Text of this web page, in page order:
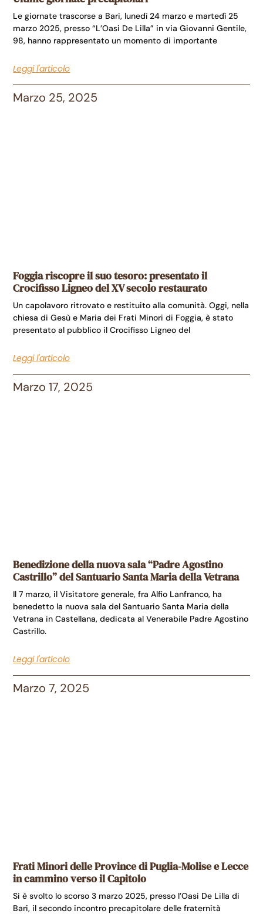
Le giornate trascorse a Bari, lunedì 24 marzo e martedì 25
marzo 2025, presso “L’Oasi De Lilla” in via Giovanni Gentile,
98, hanno rappresentato un momento di importante
Leggi l'articolo
Marzo 25, 2025
Foggia riscopre il suo tesoro: presentato il
Crocifisso Ligneo del XV secolo restaurato
Un capolavoro ritrovato e restituito alla comunità. Oggi, nella
chiesa di Gesù e Maria dei Frati Minori di Foggia, è stato
presentato al pubblico il Crocifisso Ligneo del
Leggi l'articolo
Marzo 17, 2025
Benedizione della nuova sala “Padre Agostino
Castrillo” del Santuario Santa Maria della Vetrana
Il 7 marzo, il Visitatore generale, fra Alfio Lanfranco, ha
benedetto la nuova sala del Santuario Santa Maria della
Vetrana in Castellana, dedicata al Venerabile Padre Agostino
Castrillo.
Leggi l'articolo
Marzo 7, 2025
Frati Minori delle Province di Puglia-Molise e Lecce
in cammino verso il Capitolo
Si è svolto lo scorso 3 marzo 2025, presso l’Oasi De Lilla di
Bari, il secondo incontro precapitolare delle fraternità